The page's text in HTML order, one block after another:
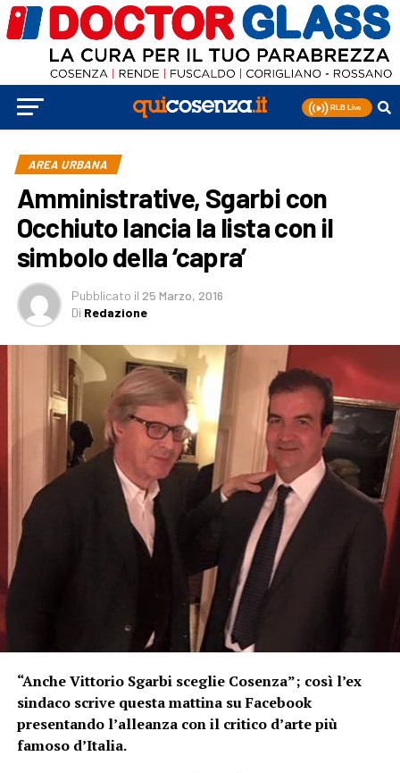
AREA URBANA
Amministrative, Sgarbi con
Occhiuto lancia la lista con il
simbolo della ‘capra’
Pubblicato il 25 Marzo, 2016
Di Redazione
“Anche Vittorio Sgarbi sceglie Cosenza”; così l’ex
sindaco scrive questa mattina su Facebook
presentando l’alleanza con il critico d’arte più
famoso d’Italia.